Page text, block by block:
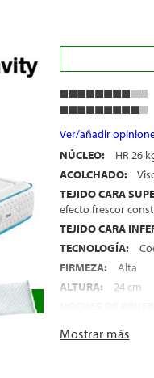
Ver/añadir
NÚCLEO:
HR 26
ACOLCHADO:
TEJIDO CARA
efecto frescor
TEJIDO CARA
TECNOLOGÍA:
FIRMEZA:
Alta
ALTURA:
24 cm
Mostrar más